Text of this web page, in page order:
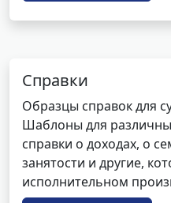
Справки
Образцы справок для
Шаблоны для
справки о доходах, о
занятости и другие,
исполнительном